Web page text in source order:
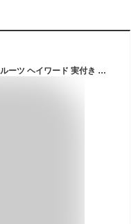
父の日 プレゼント 果樹 ギフト キウイ フルーツ ヘイワード 実付き 雄木＆雌木 2鉢セット 5号 果樹 鉢植え【父の日期間6月10日〜6月15日 地域限定送料無料】60代 70代 80代 お父さん 義父 果物 誕生日 果実 父 祖父 贈り物 記念樹 花 fd2025【P2 6/4〜11】